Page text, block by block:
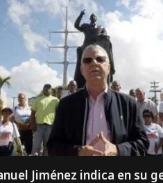
Jiménez indica en su